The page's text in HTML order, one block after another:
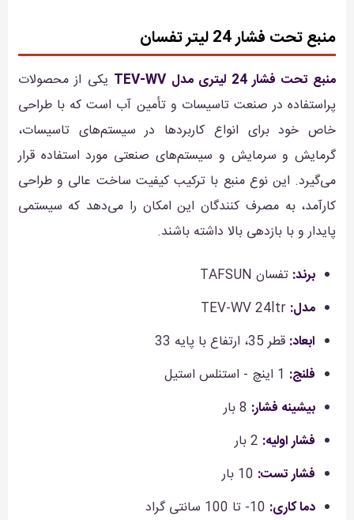
منبع تحت فشار 24 لیتر تفسان
منبع تحت فشار 24 لیتری مدل TEV-WV
یکی از محصولات
پراستفاده در صنعت تاسیسات و تأمین آب است که با طراحی
خاص خود برای انواع کاربردها در سیستم‌های تاسیسات،
گرمایش و سرمایش و سیستم‌های صنعتی مورد استفاده قرار
می‌گیرد. این نوع منبع با ترکیب کیفیت ساخت عالی و طراحی
کارآمد، به مصرف کنندگان این امکان را می‌دهد که سیستمی
پایدار و با بازدهی بالا داشته باشند.
برند: تفسان TAFSUN
مدل:
ابعاد: قطر 35، ارتفاع با پایه 33
فلنج:
بیشینه فشار:
فشار اولیه:
فشار تست:
دما کاری: